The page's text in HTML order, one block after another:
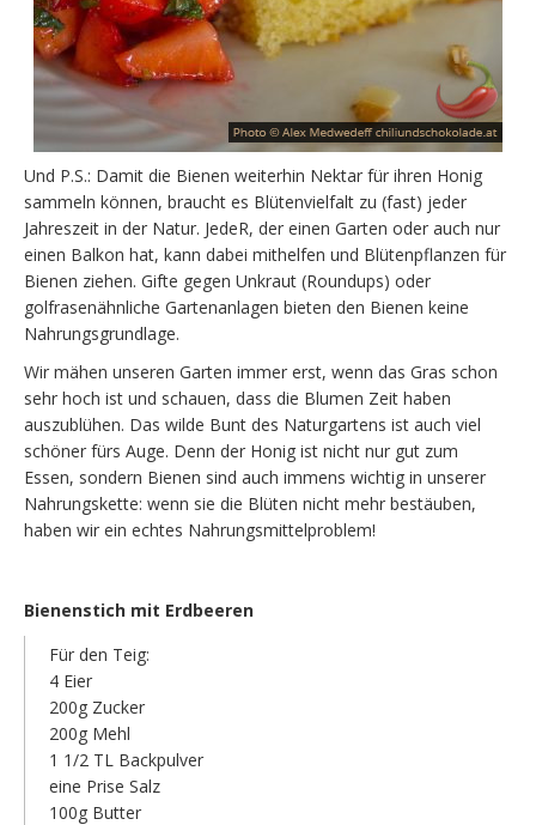
Und P.S.: Damit die Bienen weiterhin Nektar für ihren Honig
sammeln können, braucht es Blütenvielfalt zu (fast) jeder
Jahreszeit in der Natur. JedeR, der einen Garten oder auch nur
einen Balkon hat, kann dabei mithelfen und Blütenpflanzen für
Bienen ziehen. Gifte gegen Unkraut (Roundups) oder
golfrasenähnliche Gartenanlagen bieten den Bienen keine
Nahrungsgrundlage.
Wir mähen unseren Garten immer erst, wenn das Gras schon
sehr hoch ist und schauen, dass die Blumen Zeit haben
auszublühen. Das wilde Bunt des Naturgartens ist auch viel
schöner fürs Auge. Denn der Honig ist nicht nur gut zum
Essen, sondern Bienen sind auch immens wichtig in unserer
Nahrungskette: wenn sie die Blüten nicht mehr bestäuben,
haben wir ein echtes Nahrungsmittelproblem!
Bienenstich mit Erdbeeren
Für den Teig:
4 Eier
200g Zucker
200g Mehl
1 1/2 TL Backpulver
eine Prise Salz
100g Butter